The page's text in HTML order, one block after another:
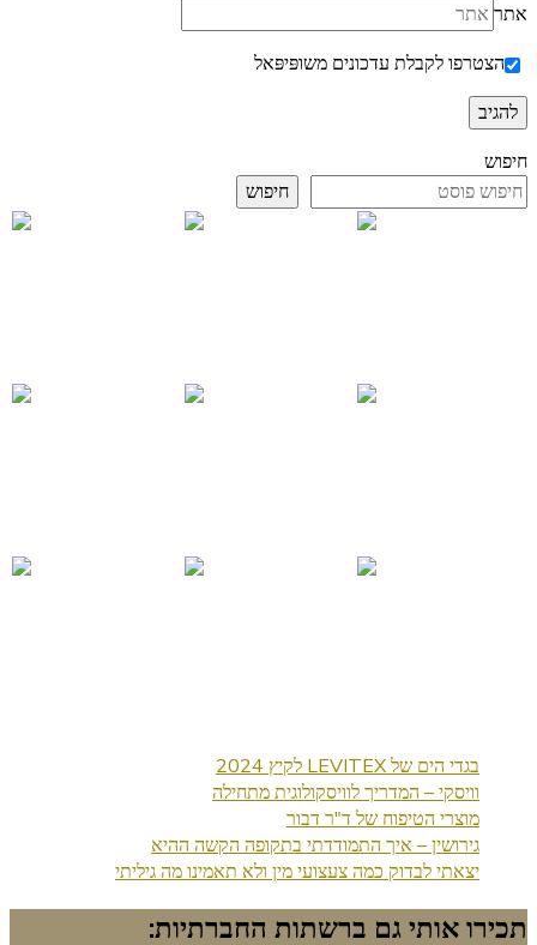
אתר
הצטרפו לקבלת עדכונים משופּיפּאל
חיפוש
חיפוש
בגדי הים של LEVITEX לקיץ 2024
וויסקי – המדריך לוויסקולוגית מתחילה
מוצרי הטיפוח של ד"ר דבור
גירושין – איך התמודדתי בתקופה הקשה ההיא
יצאתי לבדוק כמה צעצועי מין ולא תאמינו מה גיליתי
תכירו אותי גם ברשתות החברתיות: